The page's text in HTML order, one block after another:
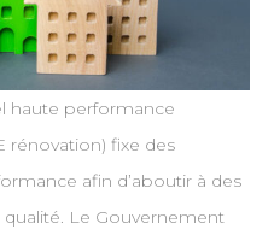
haute performance
rénovation) fixe des
afin d’aboutir à des
Le Gouvernement